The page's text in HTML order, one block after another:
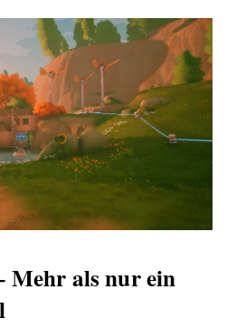
Mehr als nur ein